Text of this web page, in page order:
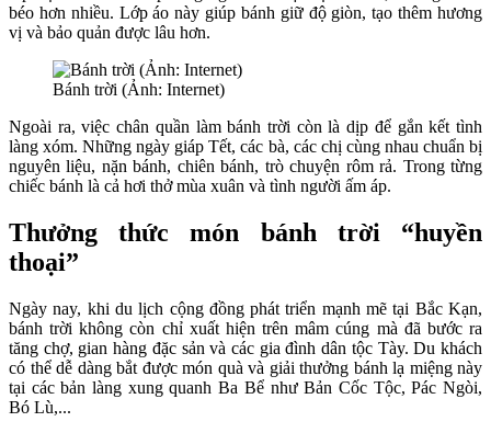
béo hơn nhiều. Lớp áo này giúp bánh giữ độ giòn, tạo thêm hương
vị và bảo quản được lâu hơn.
Bánh trời (Ảnh: Internet)
Ngoài ra, việc chân quần làm bánh trời còn là dịp để gắn kết tình
làng xóm. Những ngày giáp Tết, các bà, các chị cùng nhau chuẩn bị
nguyên liệu, nặn bánh, chiên bánh, trò chuyện rôm rả. Trong từng
chiếc bánh là cả hơi thở mùa xuân và tình người ấm áp.
Thưởng thức món bánh trời “huyền
thoại”
Ngày nay, khi du lịch cộng đồng phát triển mạnh mẽ tại Bắc Kạn,
bánh trời không còn chỉ xuất hiện trên mâm cúng mà đã bước ra
tăng chợ, gian hàng đặc sản và các gia đình dân tộc Tày. Du khách
có thể dễ dàng bắt được món quà và giải thưởng bánh lạ miệng này
tại các bản làng xung quanh Ba Bể như Bản Cốc Tộc, Pác Ngòi,
Bó Lù,...